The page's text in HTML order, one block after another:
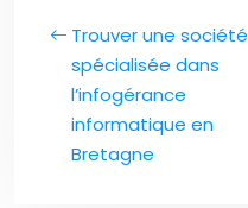
Trouver une société
spécialisée dans
l’infogérance
informatique en
Bretagne